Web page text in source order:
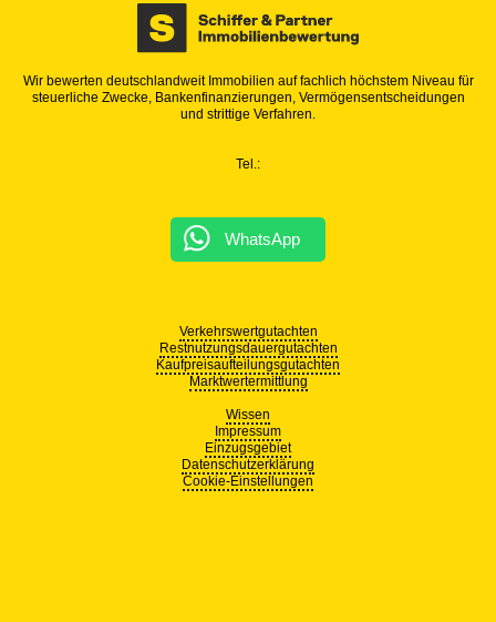
Wir bewerten deutschlandweit Immobilien auf fachlich höchstem Niveau für
steuerliche Zwecke, Bankenfinanzierungen, Vermögensentscheidungen
und strittige Verfahren.
Tel.:
WhatsApp
Verkehrswertgutachten
Restnutzungsdauergutachten
Kaufpreisaufteilungsgutachten
Marktwertermittlung
Wissen
Impressum
Einzugsgebiet
Datenschutzerklärung
Cookie-Einstellungen